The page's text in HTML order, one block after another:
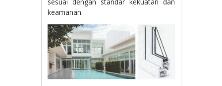
keamanan.